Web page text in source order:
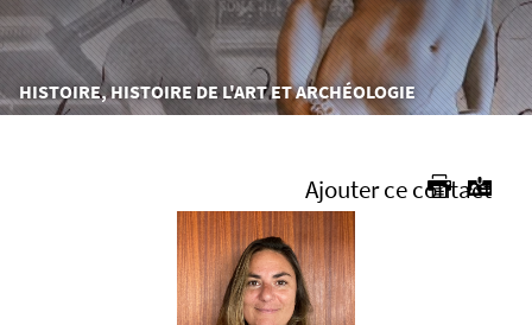
Vous
êtes
HISTOIRE, HISTOIRE DE L'ART ET ARCHÉOLOGIE
Ajouter ce contact